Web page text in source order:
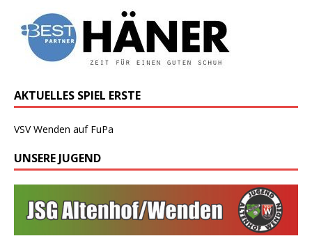
AKTUELLES SPIEL ERSTE
VSV Wenden auf FuPa
UNSERE JUGEND